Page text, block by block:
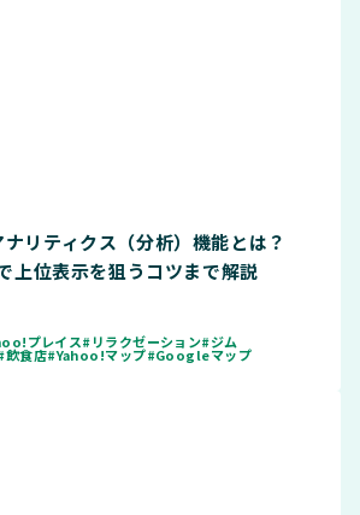
リティクス（分析）機能とは？
上位表示を狙うコツまで解説
プレイス#リラクゼーション#ジム
飲食店#Yahoo!マップ#Googleマップ